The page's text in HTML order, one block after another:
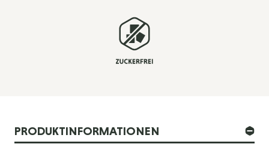
PRODUKTINFORMATIONEN